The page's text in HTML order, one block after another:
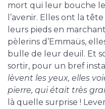
mort qui leur bouche
l’avenir. Elles ont la
leurs pieds en
pèlerins d’Emmaüs,
bulle de leur deuil. Et
sortir, pour un bref
lèvent les yeux, elles
pierre, qui était très
là quelle surprise !